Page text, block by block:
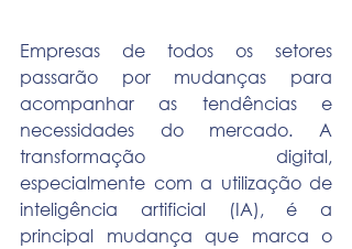
Empresas de todos os setores
passarão por mudanças para
acompanhar as tendências e
necessidades do mercado. A
transformação digital,
especialmente com a utilização de
inteligência artificial (IA), é a
principal mudança que marca o